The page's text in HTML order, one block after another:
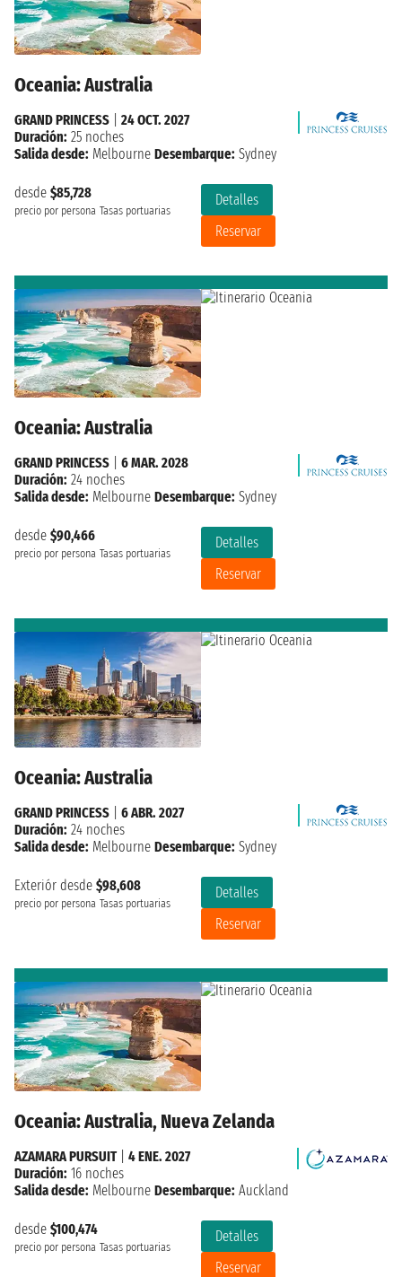
Oceania: Australia
desde $85,728
precio por persona Tasas portuarias
Detalles
Reservar
GRAND PRINCESS
24 OCT. 2027
Duración: 25 noches
Salida desde: Melbourne Desembarque: Sydney
Oceania: Australia
desde $90,466
precio por persona Tasas portuarias
Detalles
Reservar
GRAND PRINCESS
6 MAR. 2028
Duración: 24 noches
Salida desde: Melbourne Desembarque: Sydney
Oceania: Australia
Exteriór desde $98,608
precio por persona Tasas portuarias
Detalles
Reservar
GRAND PRINCESS
6 ABR. 2027
Duración: 24 noches
Salida desde: Melbourne Desembarque: Sydney
Oceania: Australia, Nueva Zelanda
desde $100,474
precio por persona Tasas portuarias
Detalles
Reservar
AZAMARA PURSUIT| 4 ENE. 2027
Duración: 16 noches
Salida desde: Melbourne Desembarque: Auckland